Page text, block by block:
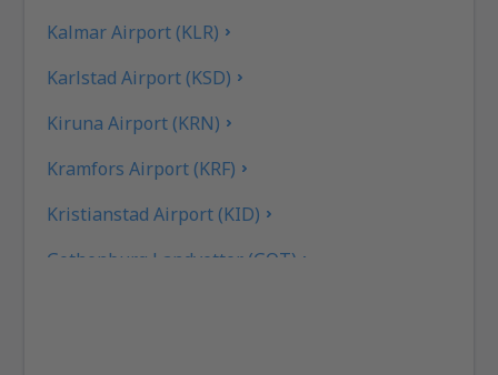
Kalmar Airport (KLR)
Karlstad Airport (KSD)
Kiruna Airport (KRN)
Kramfors Airport (KRF)
Kristianstad Airport (KID)
Gothenburg Landvetter (GOT)